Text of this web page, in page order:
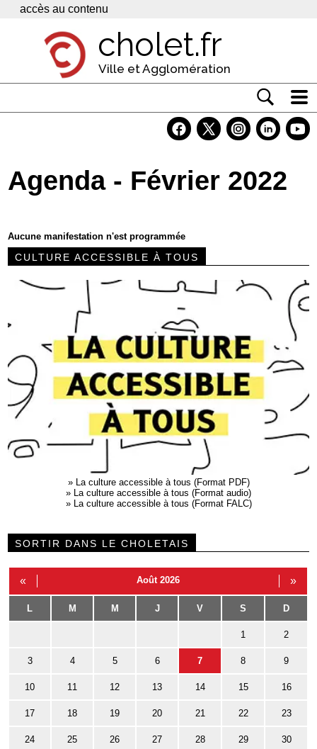
Panneau de gestion des cookies
accès au contenu
cholet.fr
Ville et Agglomération
Economie
Contacts
Agenda - Février 2022
Aucune manifestation n'est programmée
CULTURE ACCESSIBLE À TOUS
»
La culture accessible à tous (Format PDF)
»
La culture accessible à tous (Format audio)
»
La culture accessible à tous (Format FALC)
SORTIR DANS LE CHOLETAIS
« Août 2026 »
L M M J V S D
1 2
3 4 5 6 7 8 9
10 11 12 13 14 15 16
17 18 19 20 21 22 23
24 25 26 27 28 29 30